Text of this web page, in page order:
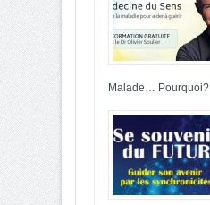
Malade… Pourquoi?